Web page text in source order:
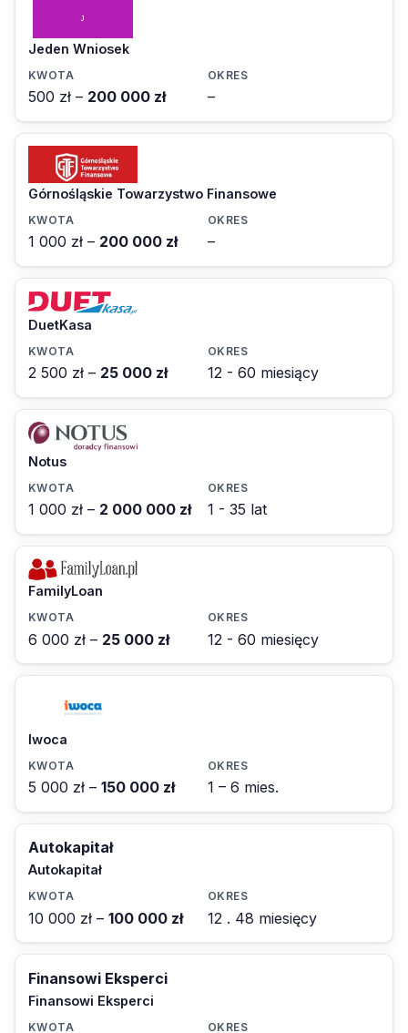
Jeden Wniosek
500 zł – 200 000 zł –
Górnośląskie Towarzystwo Finansowe
1 000 zł – 200 000 zł –
DuetKasa
2 500 zł – 25 000 zł 12 - 60 miesiący
Notus
1 000 zł – 2 000 000 zł 1 - 35 lat
FamilyLoan
6 000 zł – 25 000 zł 12 - 60 miesięcy
Iwoca
5 000 zł – 150 000 zł 1 – 6 mies.
Autokapitał
Autokapitał
10 000 zł – 100 000 zł 12 . 48 miesięcy
Finansowi Eksperci
Finansowi Eksperci